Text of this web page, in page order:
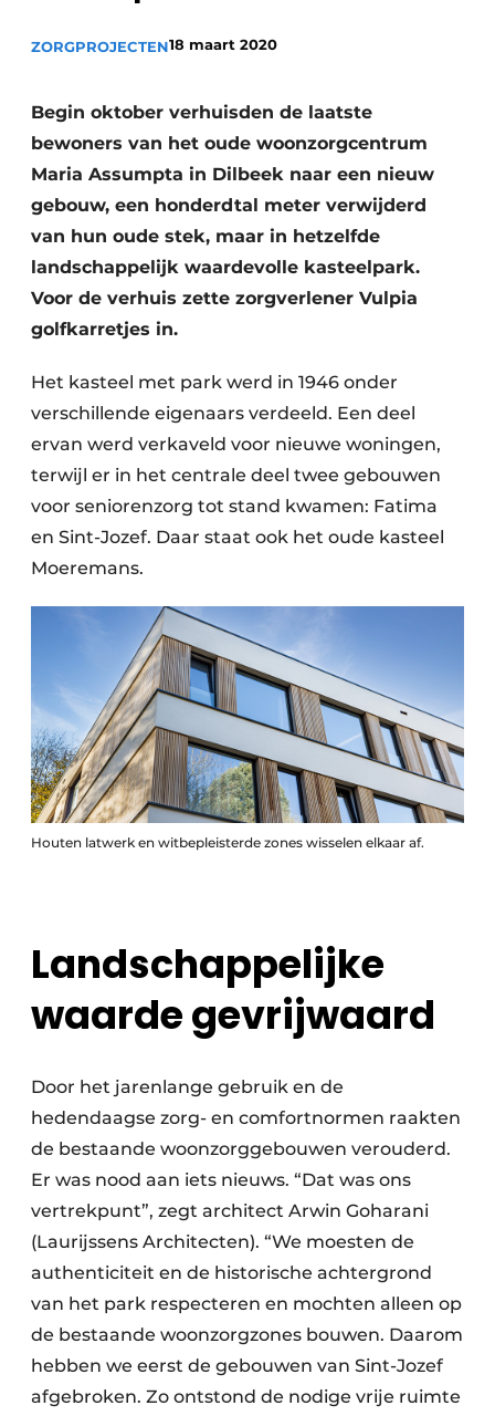
Aanmelden
Bedrijven
Bedrijven
Akoestiek
Beton & Staalbouw
Brandveiligheid
BIM
Dak & Gevel
HVAC
Interieurarchitectuur
Keukens
Software
Toegangscontrole
Veiligheid & Opleiding
Zonwering
ZORGPROJECTEN18 maart 2020
Begin oktober verhuisden de laatste
bewoners van het oude woonzorgcentrum
Maria Assumpta in Dilbeek naar een nieuw
gebouw, een honderdtal meter verwijderd
van hun oude stek, maar in hetzelfde
landschappelijk waardevolle kasteelpark.
Voor de verhuis zette zorgverlener Vulpia
golfkarretjes in.
Het kasteel met park werd in 1946 onder
verschillende eigenaars verdeeld. Een deel
ervan werd verkaveld voor nieuwe woningen,
terwijl er in het centrale deel twee gebouwen
voor seniorenzorg tot stand kwamen: Fatima
en Sint-Jozef. Daar staat ook het oude kasteel
Moeremans.
Houten latwerk en witbepleisterde zones wisselen elkaar af.
Landschappelijke
waarde gevrijwaard
Door het jarenlange gebruik en de
hedendaagse zorg- en comfortnormen raakten
de bestaande woonzorggebouwen verouderd.
Er was nood aan iets nieuws. “Dat was ons
vertrekpunt”, zegt architect Arwin Goharani
(Laurijssens Architecten). “We moesten de
authenticiteit en de historische achtergrond
van het park respecteren en mochten alleen op
de bestaande woonzorgzones bouwen. Daarom
hebben we eerst de gebouwen van Sint-Jozef
afgebroken. Zo ontstond de nodige vrije ruimte